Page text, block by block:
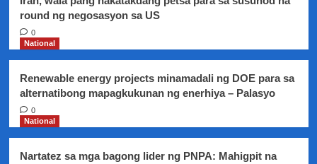
round ng negosasyon sa US
0
National
Renewable energy projects minamadali ng DOE para sa
alternatibong mapagkukunan ng enerhiya – Palasyo
0
National
Nartatez sa mga bagong lider ng PNPA: Mahigpit na